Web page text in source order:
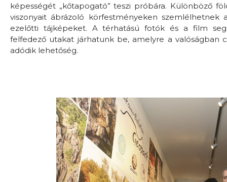
képességét „kőtapogató” teszi próbára. Különböző
viszonyait ábrázoló körfestményeken szemlélhetnek
ezelőtti tájképeket. A térhatású fotók és a film
felfedező utakat járhatunk be, amelyre a valóságban
adódik lehetőség.